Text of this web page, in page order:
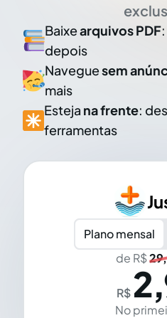
Baixearquivos PDF
depois
Naveguesem
mais
Esteja na frente:
ferramentas
Plano mensal
de R$
R$
No